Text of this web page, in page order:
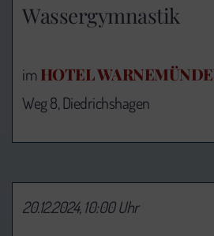
Wassergymnastik
imHOTEL
Weg 8, Diedrichshagen
20.12.2024, 10:00 Uhr